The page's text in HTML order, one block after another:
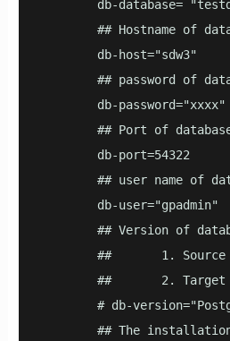
db-database=
## Hostname of
        db-host="sdw3"
## password of
        db-password="xxxx"
## Port of
        db-port=54322
## user name of
        db-user="gpadmin"
## Version of
##       1.
##       2.
# db-
## The